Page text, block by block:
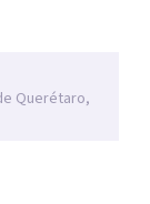
ayudarte.
Querétaro,